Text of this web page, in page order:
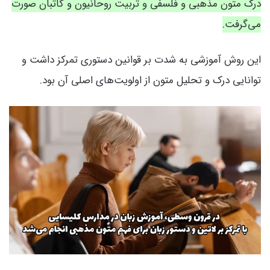
درک متون مذهبی و فلسفی و تربیت روحانیون و کاتبان صورت
می‌گرفت.
این روش آموزشی به شدت بر قوانین دستوری تمرکز داشت و
توانایی درک و تحلیل متون از اولویت‌های اصلی آن بود.